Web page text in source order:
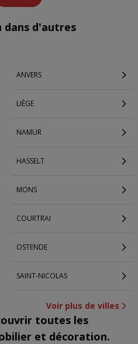
dans d'autres
ANVERS
LIÈGE
NAMUR
HASSELT
MONS
COURTRAI
OSTENDE
SAINT-NICOLAS
Voir plus de villes
toutes les
et décoration.